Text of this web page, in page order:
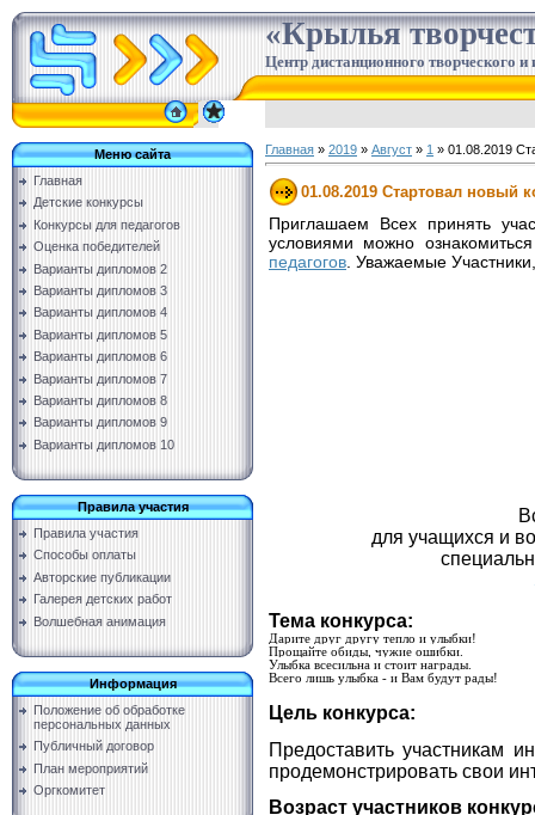
«Крылья
Центр дистанционного творческого и
Меню сайта
Главная
Детские конкурсы
Конкурсы для педагогов
Оценка победителей
Варианты дипломов 2
Варианты дипломов 3
Варианты дипломов 4
Варианты дипломов 5
Варианты дипломов 6
Варианты дипломов 7
Варианты дипломов 8
Варианты дипломов 9
Варианты дипломов 10
Правила участия
Правила участия
Способы оплаты
Авторские публикации
Галерея детских работ
Волшебная анимация
Информация
Положение об обработке
персональных данных
Публичный договор
План мероприятий
Оргкомитет
Главная » 2019 » Август » 1 » 01.08.2019
01.08.2019 Стартовал новый
Приглашаем Всех принять
условиями можно
педагогов . Уважаемые
для учащихся и
Тема конкурса:
Дарите друг другу тепло и улыбки!
Прощайте обиды, чужие ошибки.
Улыбка всесильна и стоит награды.
Всего лишь улыбка - и Вам будут рады!
Цель конкурса:
Предоставить участникам
продемонстрировать свои
Возраст участников